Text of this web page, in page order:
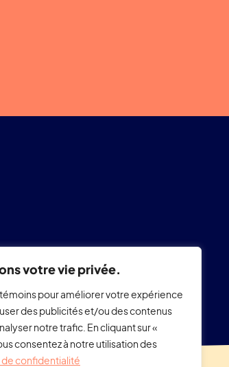
votre vie privée.
pour améliorer votre expérience
des publicités et/ou des contenus
notre trafic. En cliquant sur «
consentez à notre utilisation des
de confidentialité